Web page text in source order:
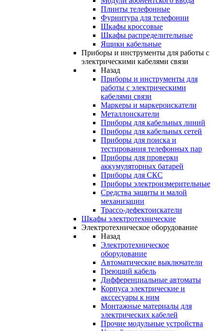
Плинты телефонные
Фурнитура для телефонии
Шкафы кроссовые
Шкафы распределительные
Ящики кабельные
Приборы и инструменты для работы с
электрическими кабелями связи
Назад
Приборы и инструменты для
работы с электрическими
кабелями связи
Маркеры и маркероискатели
Металлоискатели
Приборы для кабельных линий
Приборы для кабельных сетей
Приборы для поиска и
тестирования телефонных пар
Приборы для проверки
аккумуляторных батарей
Приборы для СКС
Приборы электроизмерительные
Средства защиты и малой
механизации
Трассо-дефектоискатели
Шкафы электротехнические
Электротехническое оборудование
Назад
Электротехническое
оборудование
Автоматические выключатели
Греющий кабель
Дифференциальные автоматы
Корпуса электрические и
акссесуары к ним
Монтажные материалы для
электрических кабелей
Прочие модульные устройства